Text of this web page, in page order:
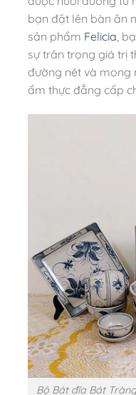
bạn đặt lên bàn ăn
sản phẩm Felicia,
sự trân trọng giá trị
đường nét và mong
ẩm thực đẳng cấp
Bộ Bát đĩa Bát